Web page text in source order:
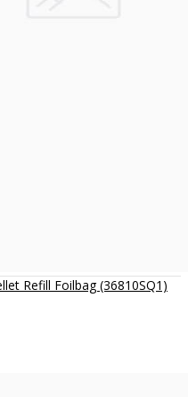
Refill Foilbag (36810SQ1)